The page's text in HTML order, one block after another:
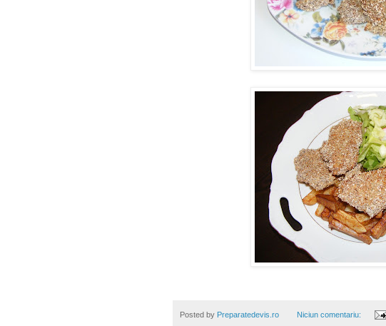
Posted by Preparatedevis.ro Niciun comentariu: